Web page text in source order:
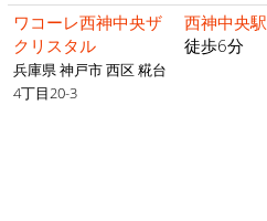
ワコーレ西神中央ザ
クリスタル
兵庫県 神戸市 西区 糀台
4丁目20-3
西神中央駅
徒歩6分